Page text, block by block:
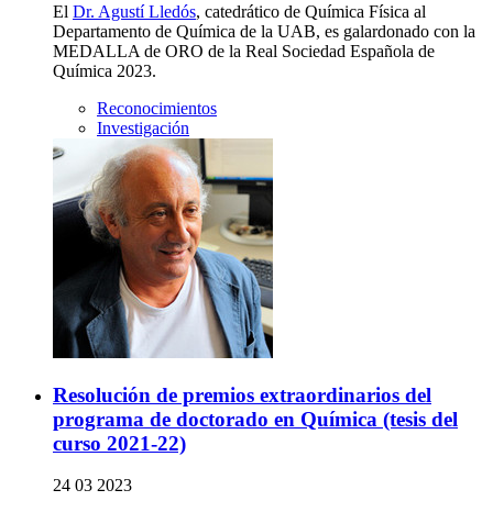
El Dr. Agustí Lledós, catedrático de Química Física al
Departamento de Química de la UAB, es galardonado con la
MEDALLA de ORO de la Real Sociedad Española de
Química 2023.
Reconocimientos
Investigación
Resolución de premios extraordinarios del
programa de doctorado en Química (tesis del
curso 2021-22)
24 03 2023